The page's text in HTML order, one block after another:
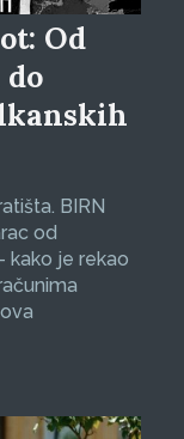
Od
BIRN
od
kako je rekao